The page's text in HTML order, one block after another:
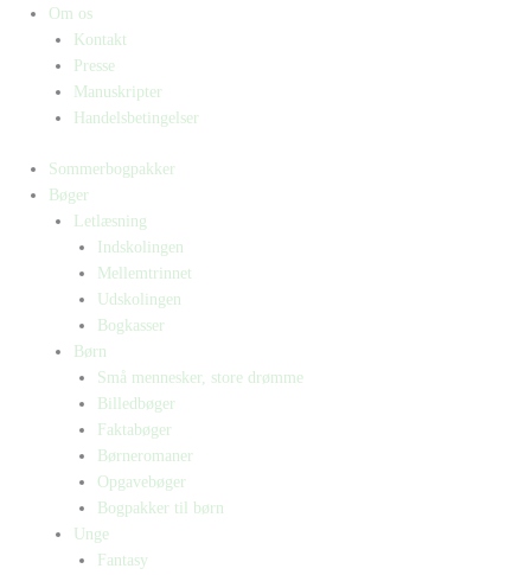
Om os
Kontakt
Presse
Manuskripter
Handelsbetingelser
Sommerbogpakker
Bøger
Letlæsning
Indskolingen
Mellemtrinnet
Udskolingen
Bogkasser
Børn
Små mennesker, store drømme
Billedbøger
Faktabøger
Børneromaner
Opgavebøger
Bogpakker til børn
Unge
Fantasy